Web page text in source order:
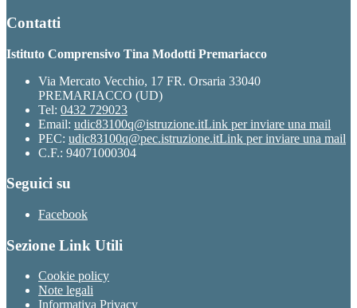
Contatti
Istituto Comprensivo Tina Modotti Premariacco
Via Mercato Vecchio, 17 FR. Orsaria 33040
PREMARIACCO (UD)
Tel: 0432 729023
Email: udic83100q@istruzione.itLink per inviare una mail
PEC: udic83100q@pec.istruzione.itLink per inviare una mail
C.F.: 94071000304
Seguici su
Facebook
Sezione Link Utili
Cookie policy
Note legali
Informativa Privacy